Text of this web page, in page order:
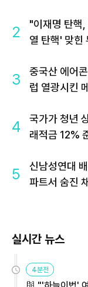
2
"이재명 탄핵
열 탄핵' 맞힌
3
중국산 에어
럽 열광시킨
4
국가가 청년
래적금 12%
5
신남성연대
파트서 숨진
실시간 뉴스
4분전